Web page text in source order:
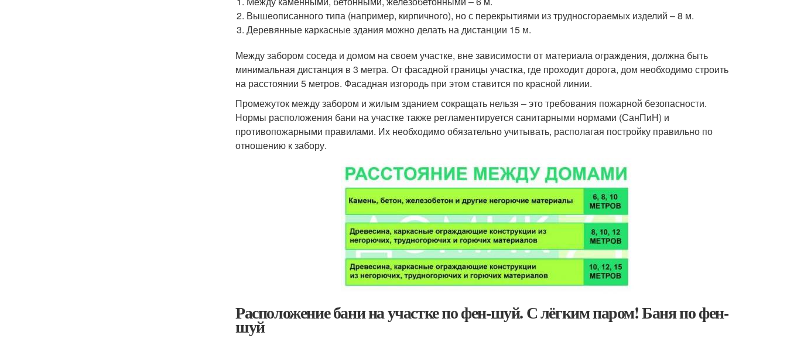
Вышеописанного типа (например, кирпичного), но с перекрытиями из трудносгораемых изделий – 8 м.
Деревянные каркасные здания можно делать на дистанции 15 м.
Между забором соседа и домом на своем участке, вне зависимости от материала ограждения, должна быть
минимальная дистанция в 3 метра. От фасадной границы участка, где проходит дорога, дом необходимо строить
на расстоянии 5 метров. Фасадная изгородь при этом ставится по красной линии.
Промежуток между забором и жилым зданием сокращать нельзя – это требования пожарной безопасности.
Нормы расположения бани на участке также регламентируется санитарными нормами (СанПиН) и
противопожарными правилами. Их необходимо обязательно учитывать, располагая постройку правильно по
отношению к забору.
Расположение бани на участке по фен-шуй. С лёгким паром! Баня по фен-
шуй